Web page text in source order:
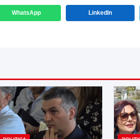
WhatsApp LinkedIn